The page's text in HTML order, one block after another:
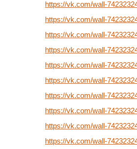
https://vk.com/wall-
https://vk.com/wall-
https://vk.com/wall-
https://vk.com/wall-
https://vk.com/wall-
https://vk.com/wall-
https://vk.com/wall-
https://vk.com/wall-
https://vk.com/wall-
https://vk.com/wall-